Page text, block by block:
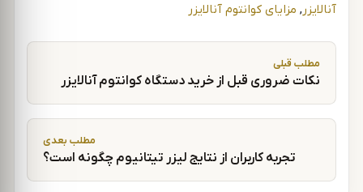
آنالایزر, مزایای کوانتوم آنالایزر
راهبری نوشته
مطلب قبلی
نکات ضروری قبل از خرید دستگاه کوانتوم آنالایزر
مطلب بعدی
تجربه کاربران از نتایج لیزر تیتانیوم چگونه است؟